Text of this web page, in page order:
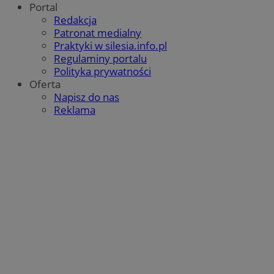
Portal
Redakcja
Patronat medialny
Praktyki w silesia.info.pl
Regulaminy portalu
Polityka prywatności
Oferta
Napisz do nas
Reklama